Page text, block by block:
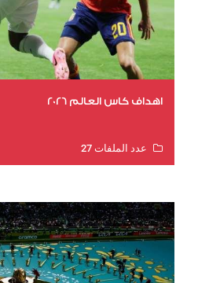
اهداف كاس العالم 2026
عدد الملفات 27